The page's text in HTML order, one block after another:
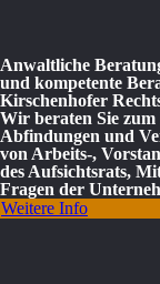
Anwaltliche
und kompetente
Kirschenhofer
Wir beraten Sie
Abfindungen und
von Arbeits-,
des Aufsichtsrats,
Fragen der
Weitere Info